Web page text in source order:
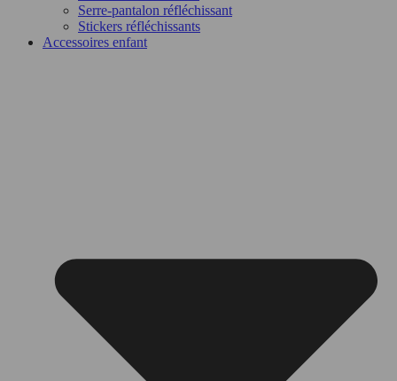
Serre-pantalon réfléchissant
Stickers réfléchissants
Accessoires enfant